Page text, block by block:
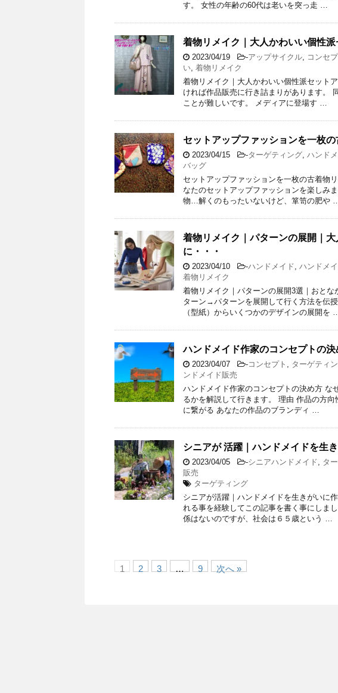
す。 女性の年齢の60代は老いを突っ走 …
着物リメイク｜大人かわいい個性
2023/04/19 -アップサイクル, コンセ
い, 着物リメイク
着物リメイク｜大人かわいい個性派セット
ければ作品販売に行き詰まりがあります。
ことが難しいです。 メディアに登場す …
セットアップファッションを一枚
2023/04/15 -ターゲティング, ハンド
バッグ
セットアップファッションを一枚の古着物
なたのセットアップファッションを楽しみ
物…解くのもったいないけど、箪笥の肥や
着物リメイク｜パターンの展開｜
に・・・
2023/04/10 -ハンドメイド, ハンドメ
着物リメイク
着物リメイク｜パターンの展開3選｜おと
ターン→パターンを展開して行く方法を伝
（型紙）からいくつかのデザインの展開を
ハンドメイド作家のコンセプトの決
2023/04/07 -コンセプト , ターゲティ
ンドメイド販売
ハンドメイド作家のコンセプトの決め方 な
るかを解説して行きます。 理由 作品の方
に繋がる あなたの作品のブランディ …
シニアが 活躍｜ハンドメイドを生
2023/04/05 -シニアハンドメイド, タ
販売
ターゲティング
シニアが活躍｜ハンドメイドを生きがいに
れる事を経験してこの記事を書く事にしま
係はないのですが、社会は６５歳という …
1 2 3 … 9 次へ »